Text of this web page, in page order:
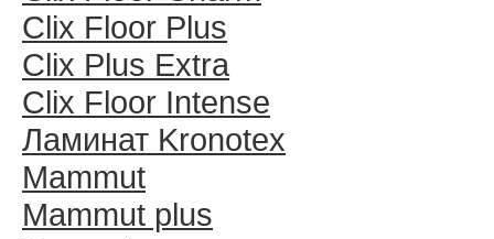
Clix Floor Plus
Clix Plus Extra
Clix Floor Intense
Ламинат Kronotex
Mammut
Mammut plus